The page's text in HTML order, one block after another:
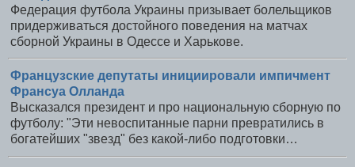
Федерация футбола Украины призывает болельщиков
придерживаться достойного поведения на матчах
сборной Украины в Одессе и Харькове.
Французские депутаты инициировали импичмент
Франсуа Олланда
Высказался президент и про национальную сборную по
футболу: "Эти невоспитанные парни превратились в
богатейших "звезд" без какой-либо подготовки…